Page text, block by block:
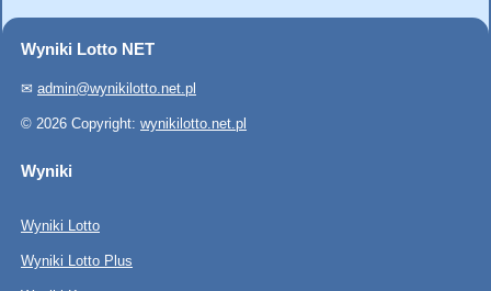
Wyniki Lotto NET
✉ admin@wynikilotto.net.pl
© 2026 Copyright: wynikilotto.net.pl
Wyniki
Wyniki Lotto
Wyniki Lotto Plus